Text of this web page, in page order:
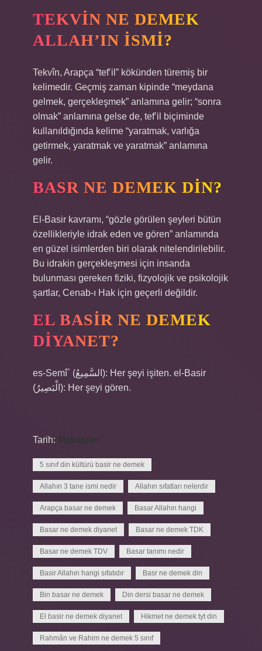
TEKVIN NE DEMEK
ALLAH’IN ISMI?
Tekvîn, Arapça “tef’il” kökünden türemiş bir
kelimedir. Geçmiş zaman kipinde “meydana
gelmek, gerçekleşmek” anlamına gelir; “sonra
olmak” anlamına gelse de, tef’il biçiminde
kullanıldığında kelime “yaratmak, varlığa
getirmek, yaratmak ve yaratmak” anlamına
gelir.
BASR NE DEMEK DIN?
El-Basir kavramı, “gözle görülen şeyleri bütün
özellikleriyle idrak eden ve gören” anlamında
en güzel isimlerden biri olarak nitelendirilebilir.
Bu idrakin gerçekleşmesi için insanda
bulunması gereken fiziki, fizyolojik ve psikolojik
şartlar, Cenab-ı Hak için geçerli değildir.
EL BASIR NE DEMEK
DIYANET?
es-Semî` (السَّمِيعُ): Her şeyi işiten. el-Basir
(الْبَصِيرُ): Her şeyi gören.
Tarih:
5 sınıf din kültürü basir ne demek
Allahın 3 tane ismi nedir Allahın sıfatları nelerdir
Arapça basar ne demek Basar Allahın hangi
Basar ne demek diyanet Basar ne demek TDK
Basar ne demek TDV Basar tanımı nedir
Basir Allahın hangi sıfatıdır Basr ne demek din
Bin basar ne demek Din dersi basar ne demek
El basir ne demek diyanet Hikmet ne demek tyt din
Rahmân ve Rahim ne demek 5 sınıf